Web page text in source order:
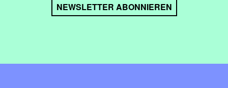
NEWSLETTER ABONNIEREN